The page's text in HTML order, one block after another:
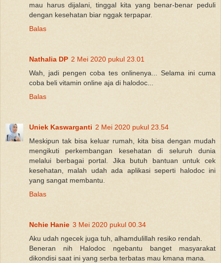
mau harus dijalani, tinggal kita yang benar-benar peduli
dengan kesehatan biar nggak terpapar.
Balas
Nathalia DP 2 Mei 2020 pukul 23.01
Wah, jadi pengen coba tes onlinenya... Selama ini cuma
coba beli vitamin online aja di halodoc...
Balas
Uniek Kaswarganti 2 Mei 2020 pukul 23.54
Meskipun tak bisa keluar rumah, kita bisa dengan mudah
mengikuti perkembangan kesehatan di seluruh dunia
melalui berbagai portal. Jika butuh bantuan untuk cek
kesehatan, malah udah ada aplikasi seperti halodoc ini
yang sangat membantu.
Balas
Nchie Hanie 3 Mei 2020 pukul 00.34
Aku udah ngecek juga tuh, alhamdulillah resiko rendah.
Beneran nih Halodoc ngebantu banget masyarakat
dikondisi saat ini yang serba terbatas mau kmana mana.